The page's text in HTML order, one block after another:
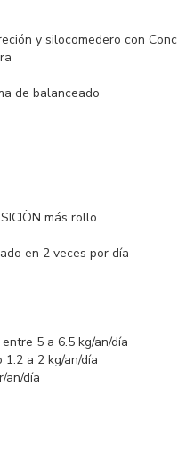
y silocomedero con Conc
de balanceado
más rollo
en 2 veces por día
5 a 6.5 kg/an/día
a 2 kg/an/día
an/día